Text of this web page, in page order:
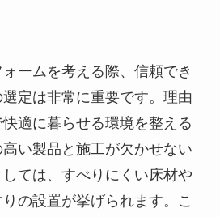
ームを考える際、信頼でき
定は非常に重要です。理由
適に暮らせる環境を整える
い製品と施工が欠かせない
ては、すべりにくい床材や
の設置が挙げられます。こ